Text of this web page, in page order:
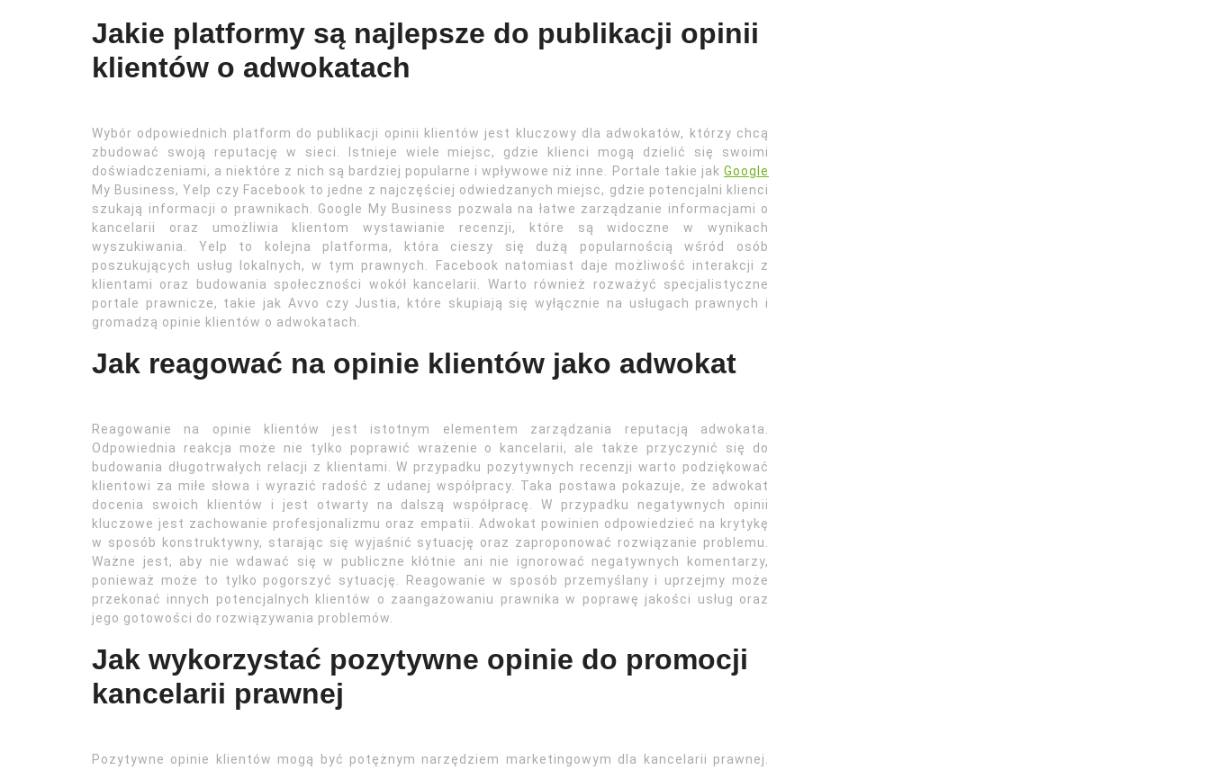
Jakie platformy są najlepsze do publikacji opinii
klientów o adwokatach
Wybór odpowiednich platform do publikacji opinii klientów jest kluczowy dla adwokatów, którzy chcą
zbudować swoją reputację w sieci. Istnieje wiele miejsc, gdzie klienci mogą dzielić się swoimi
doświadczeniami, a niektóre z nich są bardziej popularne i wpływowe niż inne. Portale takie jak Google
My Business, Yelp czy Facebook to jedne z najczęściej odwiedzanych miejsc, gdzie potencjalni klienci
szukają informacji o prawnikach. Google My Business pozwala na łatwe zarządzanie informacjami o
kancelarii oraz umożliwia klientom wystawianie recenzji, które są widoczne w wynikach
wyszukiwania. Yelp to kolejna platforma, która cieszy się dużą popularnością wśród osób
poszukujących usług lokalnych, w tym prawnych. Facebook natomiast daje możliwość interakcji z
klientami oraz budowania społeczności wokół kancelarii. Warto również rozważyć specjalistyczne
portale prawnicze, takie jak Avvo czy Justia, które skupiają się wyłącznie na usługach prawnych i
gromadzą opinie klientów o adwokatach.
Jak reagować na opinie klientów jako adwokat
Reagowanie na opinie klientów jest istotnym elementem zarządzania reputacją adwokata.
Odpowiednia reakcja może nie tylko poprawić wrażenie o kancelarii, ale także przyczynić się do
budowania długotrwałych relacji z klientami. W przypadku pozytywnych recenzji warto podziękować
klientowi za miłe słowa i wyrazić radość z udanej współpracy. Taka postawa pokazuje, że adwokat
docenia swoich klientów i jest otwarty na dalszą współpracę. W przypadku negatywnych opinii
kluczowe jest zachowanie profesjonalizmu oraz empatii. Adwokat powinien odpowiedzieć na krytykę
w sposób konstruktywny, starając się wyjaśnić sytuację oraz zaproponować rozwiązanie problemu.
Ważne jest, aby nie wdawać się w publiczne kłótnie ani nie ignorować negatywnych komentarzy,
ponieważ może to tylko pogorszyć sytuację. Reagowanie w sposób przemyślany i uprzejmy może
przekonać innych potencjalnych klientów o zaangażowaniu prawnika w poprawę jakości usług oraz
jego gotowości do rozwiązywania problemów.
Jak wykorzystać pozytywne opinie do promocji
kancelarii prawnej
Pozytywne opinie klientów mogą być potężnym narzędziem marketingowym dla kancelarii prawnej.